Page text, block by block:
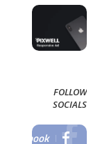
FOLLOW
SOCIALS
Facebook